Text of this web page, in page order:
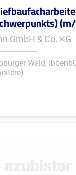
GmbH & Co. KG
Wald,